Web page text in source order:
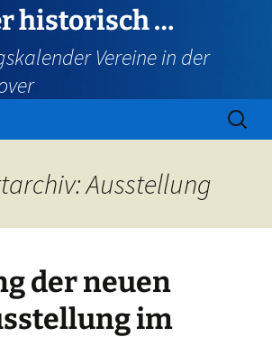
historisch …
Vereine in der
Suchen
nach:
Ausstellung
der neuen
im